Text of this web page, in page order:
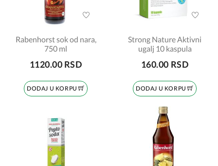
Rabenhorst sok od nara,
750 ml
1120.00 RSD
DODAJ U KORPU
Strong Nature Aktivni
ugalj 10 kaspula
160.00 RSD
DODAJ U KORPU